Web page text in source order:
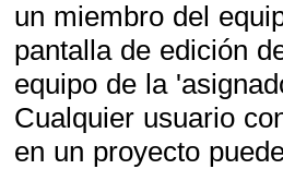
un miembro del
pantalla de edición
equipo de la
Cualquier usuario
en un proyecto